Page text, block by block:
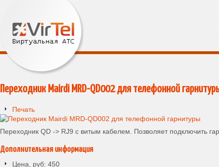
Переходник Mairdi MRD-QD002 для телефонной
Печать
Переходник QD -> RJ9 с витым кабелем. Позволяет подключить
Дополнительная информация
Цена, руб: 450